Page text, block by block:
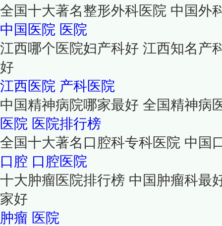
全国十大著名整形外科医院 中国外
中国医院 医院
江西哪个医院妇产科好 江西知名产
好
江西医院 产科医院
中国精神病院哪家最好 全国精神病
医院 医院排行榜
全国十大著名口腔科专科医院 中国
口腔 口腔医院
十大肿瘤医院排行榜 中国肿瘤科最
家好
肿瘤 医院